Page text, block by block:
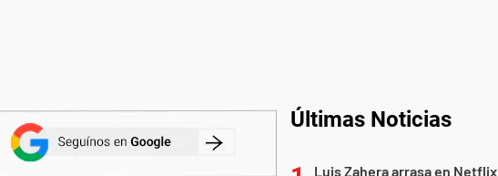
Últimas Noticias
Luis Zahera arrasa en Netflix